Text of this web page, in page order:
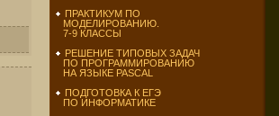
ПРАКТИКУМ ПО
МОДЕЛИРОВАНИЮ.
7-9 КЛАССЫ
РЕШЕНИЕ ТИПОВЫХ ЗАДАЧ
ПО ПРОГРАММИРОВАНИЮ
НА ЯЗЫКЕ PASCAL
ПОДГОТОВКА К ЕГЭ
ПО ИНФОРМАТИКЕ